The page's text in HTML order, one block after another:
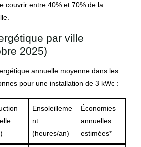
couvrir entre 40% et 70% de la
par ville
2025)
annuelle moyenne dans les
pour une installation de 3 kWc :
Ensoleilleme
nt
(heures/an)
Économies
annuelles
estimées*